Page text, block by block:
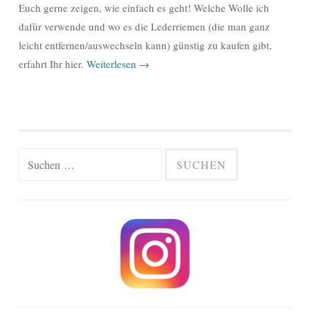
Euch gerne zeigen, wie einfach es geht! Welche Wolle ich
dafür verwende und wo es die Lederriemen (die man ganz
leicht entfernen/auswechseln kann) günstig zu kaufen gibt,
erfahrt Ihr hier. Weiterlesen →
Suchen